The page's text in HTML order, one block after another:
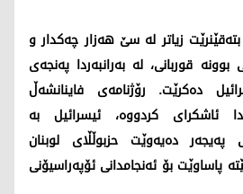
زیاتر لە سێ هەزار چەکدار و
بوونە قوربانی، لە بەرانبەردا پەنجەی
دەکرێت. رۆژنامەی فاینانشەڵ
ئاشکرای کردووە، ئیسرائیل بە
پەیجەر دەیەوێت حزبوڵڵای لوبنان
پاساوێت بۆ ئەنجامدانی ئۆپەراسیۆنی